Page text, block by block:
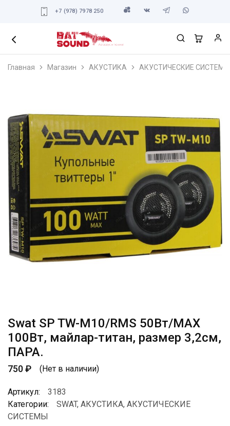
+7 (978) 7978 250
Главная Магазин АКУСТИКА АКУСТИЧЕСКИЕ СИСТЕМЫ
Swat SP TW-M10/RMS 50Вт/МАХ
100Вт, майлар-титан, размер 3,2см,
ПАРА.
750₽ (Нет в наличии)
Артикул:
3183
Категории:
SWAT, АКУСТИКА, АКУСТИЧЕСКИЕ
СИСТЕМЫ